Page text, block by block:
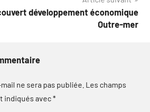
développement économique
Outre-mer
ne sera pas publiée. Les champs
indiqués avec*